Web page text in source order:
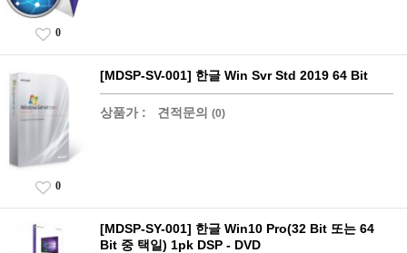
0
[MDSP-SV-001] 한글 Win Svr Std 2019 64 Bit
상품가 : 견적문의 (0)
0
[MDSP-SY-001] 한글 Win10 Pro(32 Bit 또는 64
Bit 중 택일) 1pk DSP - DVD